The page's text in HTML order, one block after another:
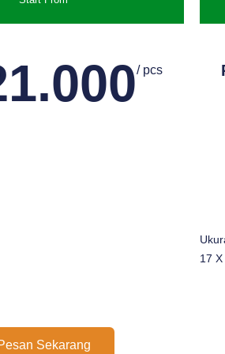
/ pcs
Sekarang
17